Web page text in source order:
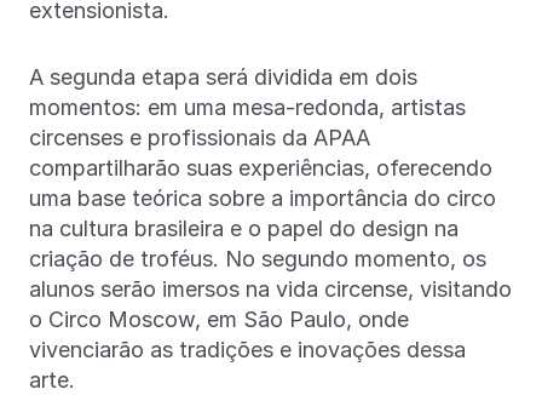
extensionista.
A segunda etapa será dividida em dois
momentos: em uma mesa-redonda, artistas
circenses e profissionais da APAA
compartilharão suas experiências, oferecendo
uma base teórica sobre a importância do circo
na cultura brasileira e o papel do design na
criação de troféus. No segundo momento, os
alunos serão imersos na vida circense, visitando
o Circo Moscow, em São Paulo, onde
vivenciarão as tradições e inovações dessa
arte.